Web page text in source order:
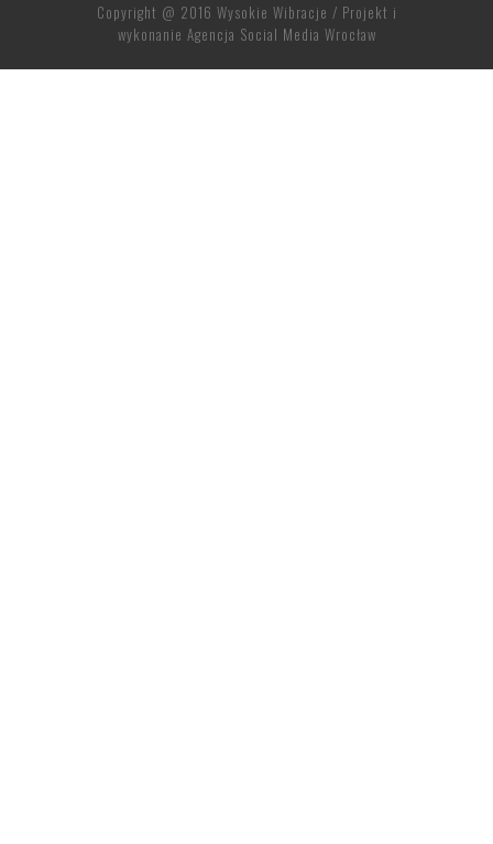
Copyright @ 2016 Wysokie Wibracje / Projekt i
wykonanie Agencja Social Media Wrocław